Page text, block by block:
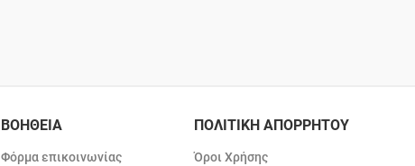
ΒΟΗΘΕΙΑ
Φόρμα επικοινωνίας
ΠΟΛΙΤΙΚΗ ΑΠΟΡΡΗΤΟΥ
Όροι Χρήσης